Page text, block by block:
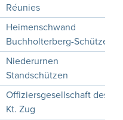
Réunies
Heimenschwand
Buchholterberg-Schützen
Niederurnen
Standschützen
Offiziersgesellschaft des
Kt. Zug